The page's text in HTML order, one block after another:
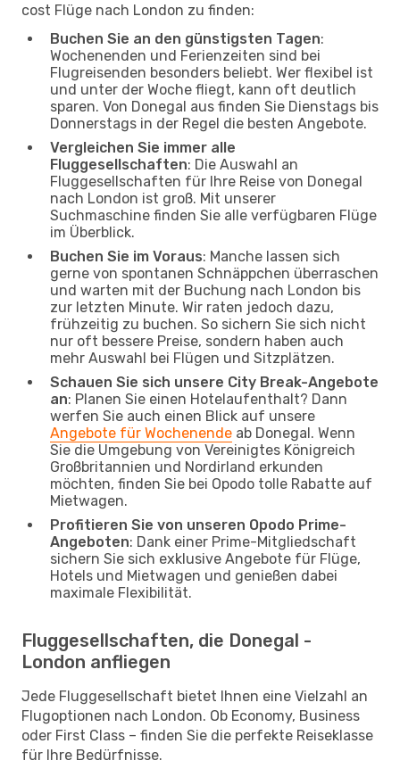
cost Flüge nach London zu finden:
Buchen Sie an den günstigsten Tagen:
Wochenenden und Ferienzeiten sind bei
Flugreisenden besonders beliebt. Wer flexibel ist
und unter der Woche fliegt, kann oft deutlich
sparen. Von Donegal aus finden Sie Dienstags bis
Donnerstags in der Regel die besten Angebote.
Vergleichen Sie immer alle
Fluggesellschaften: Die Auswahl an
Fluggesellschaften für Ihre Reise von Donegal
nach London ist groß. Mit unserer
Suchmaschine finden Sie alle verfügbaren Flüge
im Überblick.
Buchen Sie im Voraus: Manche lassen sich
gerne von spontanen Schnäppchen überraschen
und warten mit der Buchung nach London bis
zur letzten Minute. Wir raten jedoch dazu,
frühzeitig zu buchen. So sichern Sie sich nicht
nur oft bessere Preise, sondern haben auch
mehr Auswahl bei Flügen und Sitzplätzen.
Schauen Sie sich unsere City Break-Angebote
an: Planen Sie einen Hotelaufenthalt? Dann
werfen Sie auch einen Blick auf unsere
Angebote für Wochenende ab Donegal. Wenn
Sie die Umgebung von Vereinigtes Königreich
Großbritannien und Nordirland erkunden
möchten, finden Sie bei Opodo tolle Rabatte auf
Mietwagen.
Profitieren Sie von unseren Opodo Prime-
Angeboten: Dank einer Prime-Mitgliedschaft
sichern Sie sich exklusive Angebote für Flüge,
Hotels und Mietwagen und genießen dabei
maximale Flexibilität.
Fluggesellschaften, die Donegal -
London anfliegen
Jede Fluggesellschaft bietet Ihnen eine Vielzahl an
Flugoptionen nach London. Ob Economy, Business
oder First Class – finden Sie die perfekte Reiseklasse
für Ihre Bedürfnisse.